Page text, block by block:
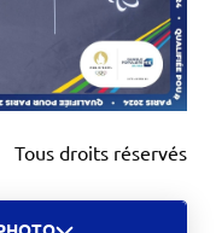
Tous droits réservés